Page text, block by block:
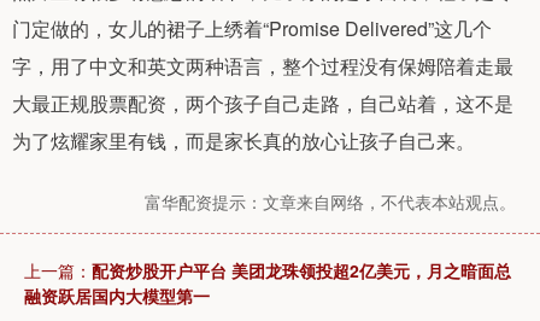
门定做的，女儿的裙子上绣着“Promise Delivered”这几个
字，用了中文和英文两种语言，整个过程没有保姆陪着走最
大最正规股票配资，两个孩子自己走路，自己站着，这不是
为了炫耀家里有钱，而是家长真的放心让孩子自己来。
富华配资提示：文章来自网络，不代表本站观点。
上一篇： 配资炒股开户平台 美团龙珠领投超2亿美元，月之暗面总
融资跃居国内大模型第一